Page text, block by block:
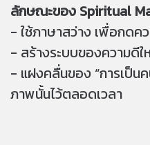
ลักษณะของ Spiritual
- ใช้ภาษาสว่าง เพื่อกดค
- สร้างระบบของความดี
- แฝงคลื่นของ “การเป็
ภาพนั้นไว้ตลอดเวลา